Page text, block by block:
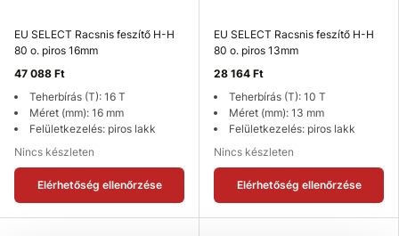
EU SELECT Racsnis feszítő H-H
80 o. piros 16mm
47 088 Ft
Teherbírás (T): 16 T
Méret (mm): 16 mm
Felületkezelés: piros lakk
Nincs készleten
Elérhetőség ellenőrzése
EU SELECT Racsnis feszítő H-H
80 o. piros 13mm
28 164 Ft
Teherbírás (T): 10 T
Méret (mm): 13 mm
Felületkezelés: piros lakk
Nincs készleten
Elérhetőség ellenőrzése